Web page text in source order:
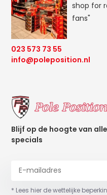
shop for
fans"
023 573 73 55
info@poleposition.nl
Blijf op de hoogte van
specials
* Lees hier de wettelijke